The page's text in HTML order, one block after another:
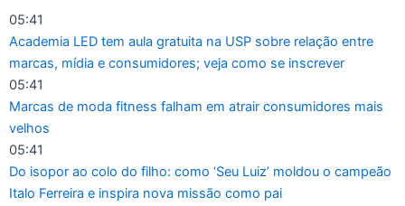
conteúdo
05:41
Academia LED tem aula gratuita na USP sobre relação entre
marcas, mídia e consumidores; veja como se inscrever
05:41
Marcas de moda fitness falham em atrair consumidores mais
velhos
05:41
Do isopor ao colo do filho: como ‘Seu Luiz’ moldou o campeão
Italo Ferreira e inspira nova missão como pai